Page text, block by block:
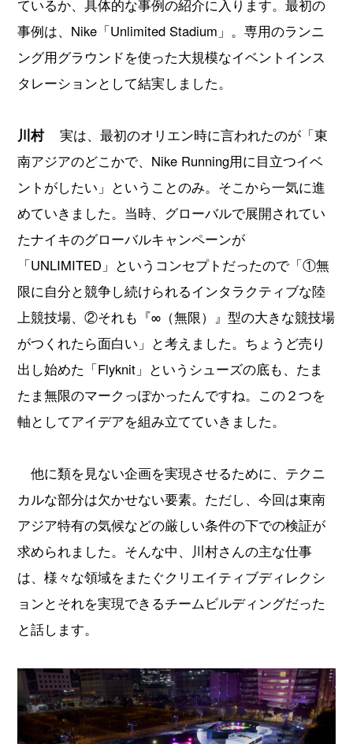
ているか、具体的な事例の紹介に入ります。最初の
事例は、Nike「Unlimited Stadium」。専用のランニ
ング用グラウンドを使った大規模なイベントインス
タレーションとして結実しました。
川村
実は、最初のオリエン時に言われたのが「東
南アジアのどこかで、Nike Running用に目立つイベ
ントがしたい」ということのみ。そこから一気に進
めていきました。当時、グローバルで展開されてい
たナイキのグローバルキャンペーンが
「UNLIMITED」というコンセプトだったので「①無
限に自分と競争し続けられるインタラクティブな陸
上競技場、②それも『∞（無限）』型の大きな競技場
がつくれたら面白い」と考えました。ちょうど売り
出し始めた「Flyknit」というシューズの底も、たま
たま無限のマークっぽかったんですね。この２つを
軸としてアイデアを組み立てていきました。
他に類を見ない企画を実現させるために、テクニ
カルな部分は欠かせない要素。ただし、今回は東南
アジア特有の気候などの厳しい条件の下での検証が
求められました。そんな中、川村さんの主な仕事
は、様々な領域をまたぐクリエイティブディレクシ
ョンとそれを実現できるチームビルディングだった
と話します。